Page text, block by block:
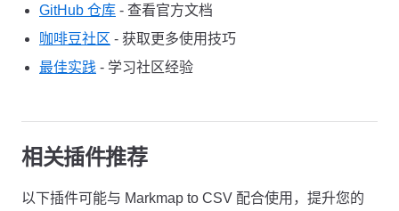
GitHub 仓库 - 查看官方文档
咖啡豆社区 - 获取更多使用技巧
最佳实践 - 学习社区经验
相关插件推荐
以下插件可能与 Markmap to CSV 配合使用，提升您的